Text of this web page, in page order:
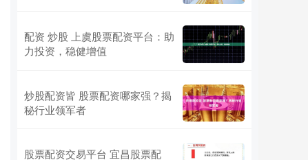
配资 炒股 上虞股票配资平台：助
力投资，稳健增值
炒股配资皆 股票配资哪家强？揭
秘行业领军者
股票配资交易平台 宜昌股票配